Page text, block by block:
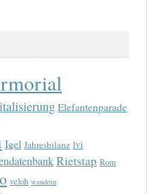
Elefantenparade
Igel Jahresbilanz lvi
Rietstap Rom
veloh wandern